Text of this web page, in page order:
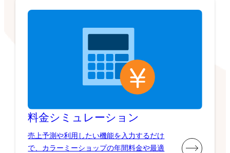
料金シミュレーション
売上予測や利用したい機能を入力するだけ
で、カラーミーショップの年間料金や最適